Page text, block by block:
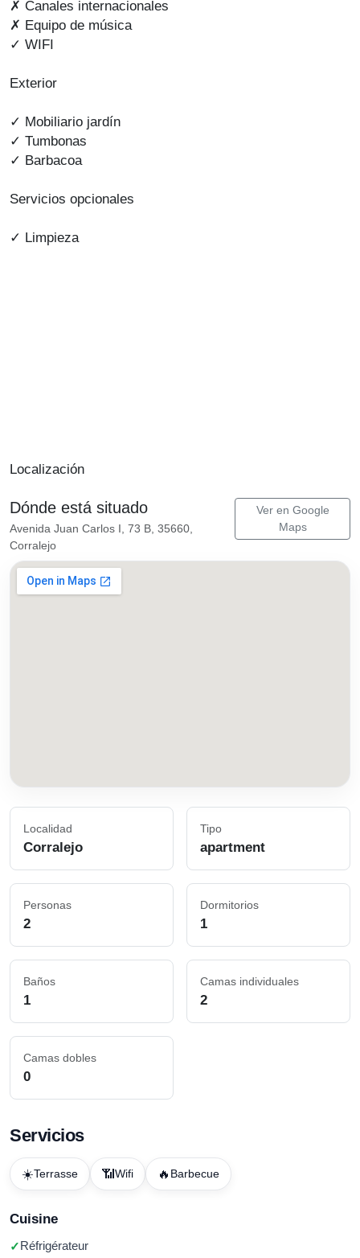
✗ Canales internacionales
✗ Equipo de música
✓ WIFI
Exterior
✓ Mobiliario jardín
✓ Tumbonas
✓ Barbacoa
Servicios opcionales
✓ Limpieza
Localización
Dónde está situado
Avenida Juan Carlos I, 73 B, 35660,
Corralejo
Ver en Google
Maps
Localidad
Corralejo
Tipo
apartment
Personas
2
Dormitorios
1
Baños
1
Camas individuales
2
Camas dobles
0
Servicios
☀️Terrasse 📶 Wifi 🔥 Barbecue
Cuisine
Réfrigérateur